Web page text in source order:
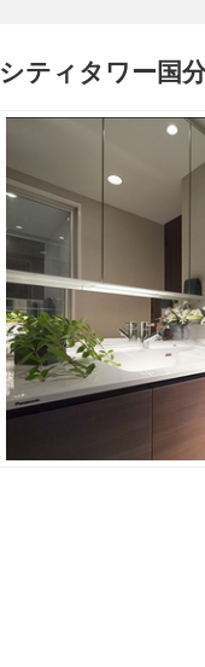
シティタワー国